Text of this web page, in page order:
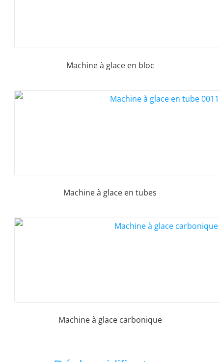
Machine à glace en bloc
Machine à glace en tubes
Machine à glace carbonique